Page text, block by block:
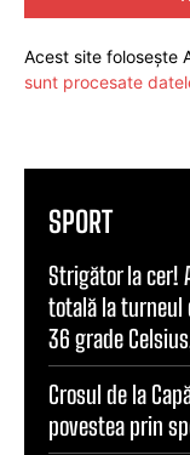
Acest site folosește
sunt procesate
SPORT
Strigător la cer!
totală la turneul
36 grade
Crosul de la
povestea prin